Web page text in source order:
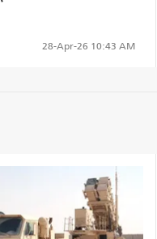
28-Apr-26 10:43 AM